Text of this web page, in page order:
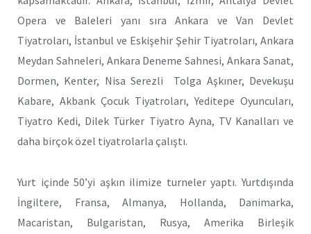
Opera ve Baleleri yanı sıra Ankara ve Van Devlet
Tiyatroları, İstanbul ve Eskişehir Şehir Tiyatroları, Ankara
Meydan Sahneleri, Ankara Deneme Sahnesi, Ankara Sanat,
Dormen, Kenter, Nisa Serezli  Tolga Aşkıner, Devekuşu
Kabare, Akbank Çocuk Tiyatroları, Yeditepe Oyuncuları,
Tiyatro Kedi, Dilek Türker Tiyatro Ayna, TV Kanalları ve
daha birçok özel tiyatrolarla çalıştı.
Yurt içinde 50’yi aşkın ilimize turneler yaptı. Yurtdışında
İngiltere, Fransa, Almanya, Hollanda, Danimarka,
Macaristan, Bulgaristan, Rusya, Amerika Birleşik